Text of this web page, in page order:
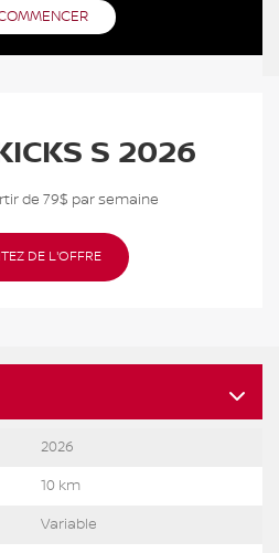
2026
10 km
Variable
S 2026
de 79$ par semaine
DE L'OFFRE